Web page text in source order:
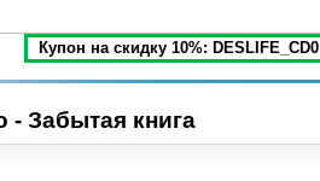
Купон на скидку 10%: DESLIFE_CD0
- Забытая книга